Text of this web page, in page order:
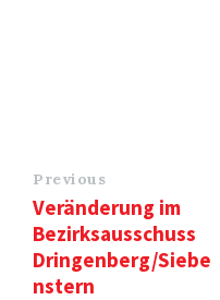
Previous
Veränderung im
Bezirksausschuss
Dringenberg/Siebe
nstern